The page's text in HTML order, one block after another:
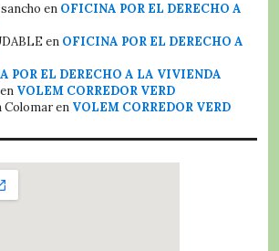
en OFICINA POR EL DERECHO A
en OFICINA POR EL DERECHO A
POR EL DERECHO A LA VIVIENDA
en VOLEM CORREDOR VERD
Colomaren VOLEM CORREDOR VERD